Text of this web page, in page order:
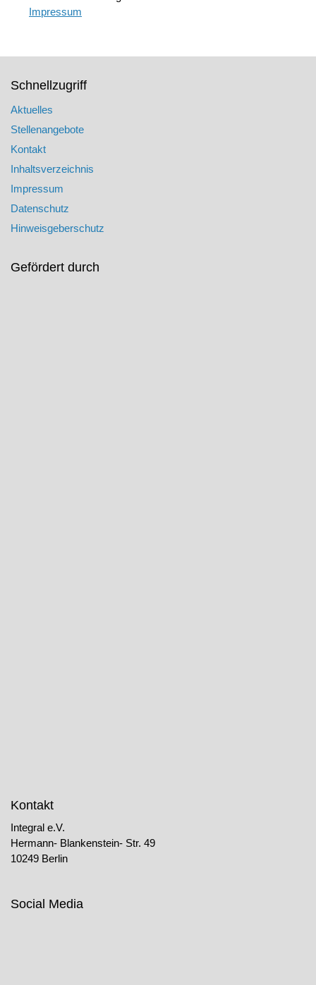
Impressum
Schnellzugriff
Aktuelles
Stellenangebote
Kontakt
Inhaltsverzeichnis
Impressum
Datenschutz
Hinweisgeberschutz
Gefördert durch
Kontakt
Integral e.V.
Hermann- Blankenstein- Str. 49
10249 Berlin
Social Media